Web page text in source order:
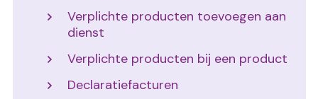
Verplichte producten toevoegen aan
dienst
Verplichte producten bij een product
Declaratiefacturen